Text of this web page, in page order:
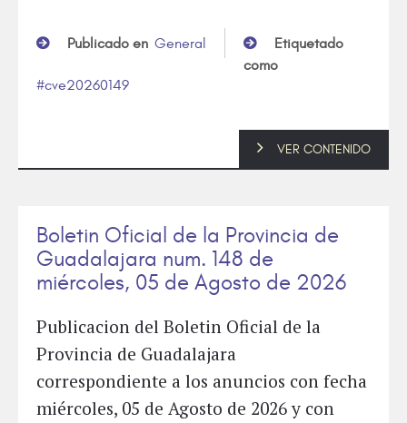
Publicado en General
Etiquetado
como
cve20260149
VER CONTENIDO
Boletin Oficial de la Provincia de
Guadalajara num. 148 de
miércoles, 05 de Agosto de 2026
Publicacion del Boletin Oficial de la
Provincia de Guadalajara
correspondiente a los anuncios con fecha
miércoles, 05 de Agosto de 2026 y con